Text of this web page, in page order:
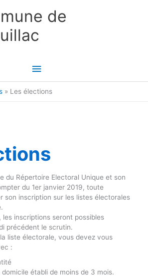
de
Menu
principal
Les élections
du Répertoire Electoral Unique et son
du 1er janvier 2019, toute
son inscription sur les listes électorales
les inscriptions seront possibles
précédent le scrutin.
liste électorale, vous devez vous
:
établi de moins de 3 mois.